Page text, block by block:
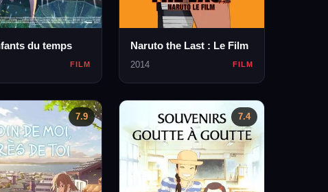
du temps
FILM
Naruto the Last : Le Film
2014 FILM
7.9 7.4